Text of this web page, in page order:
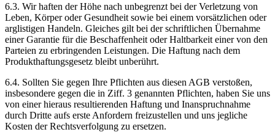
6.3. Wir haften der Höhe nach unbegrenzt bei der Verletzung von
Leben, Körper oder Gesundheit sowie bei einem vorsätzlichen oder
arglistigen Handeln. Gleiches gilt bei der schriftlichen Übernahme
einer Garantie für die Beschaffenheit oder Haltbarkeit einer von den
Parteien zu erbringenden Leistungen. Die Haftung nach dem
Produkthaftungsgesetz bleibt unberührt.
6.4. Sollten Sie gegen Ihre Pflichten aus diesen AGB verstoßen,
insbesondere gegen die in Ziff. 3 genannten Pflichten, haben Sie uns
von einer hieraus resultierenden Haftung und Inanspruchnahme
durch Dritte aufs erste Anfordern freizustellen und uns jegliche
Kosten der Rechtsverfolgung zu ersetzen.